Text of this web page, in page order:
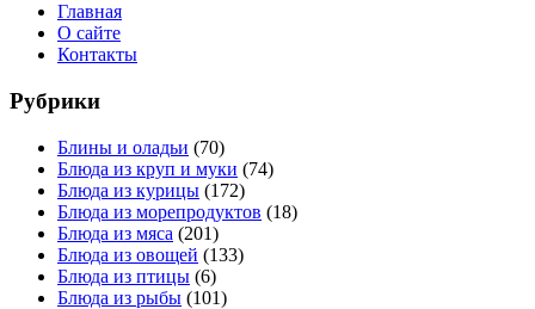
Главная
О сайте
Контакты
Рубрики
Блины и оладьи (70)
Блюда из круп и муки (74)
Блюда из курицы (172)
Блюда из морепродуктов (18)
Блюда из мяса (201)
Блюда из овощей (133)
Блюда из птицы (6)
Блюда из рыбы (101)